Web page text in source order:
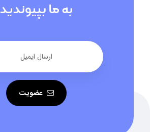
به ما بپیوندید
عضویت